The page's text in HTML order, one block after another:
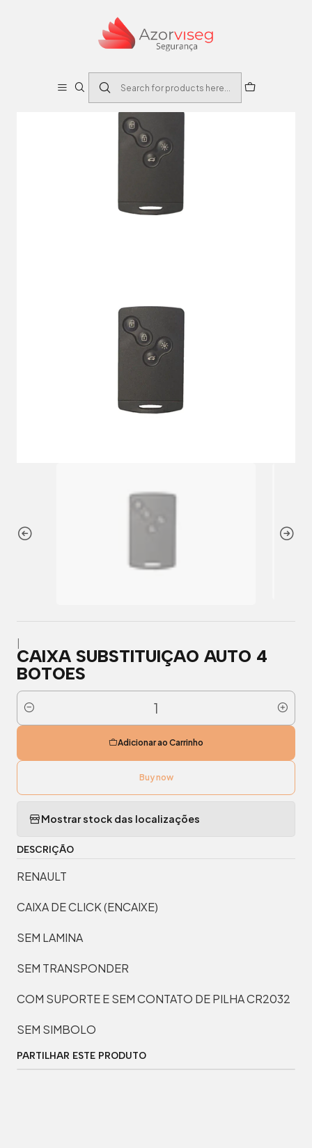
CAIXA SUBSTITUIÇAO AUTO 4 BOTOES
CAIXA SUBSTITUIÇAO AUTO 4
BOTOES
Quantidade
Adicionar ao Carrinho
Buy now
Mostrar stock das localizações
DESCRIÇÃO
RENAULT
CAIXA DE CLICK (ENCAIXE)
SEM LAMINA
SEM TRANSPONDER
COM SUPORTE E SEM CONTATO DE PILHA CR2032
SEM SIMBOLO
PARTILHAR ESTE PRODUTO